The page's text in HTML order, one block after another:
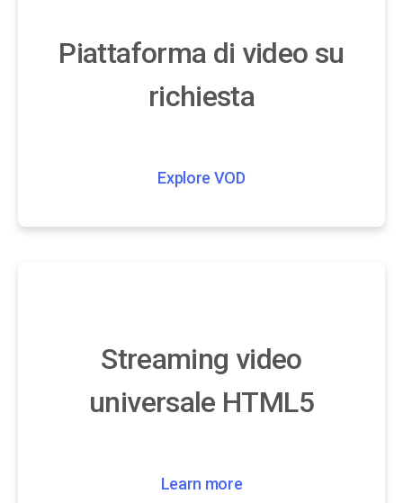
Piattaforma di video su
richiesta
Explore VOD
Streaming video
universale HTML5
Learn more